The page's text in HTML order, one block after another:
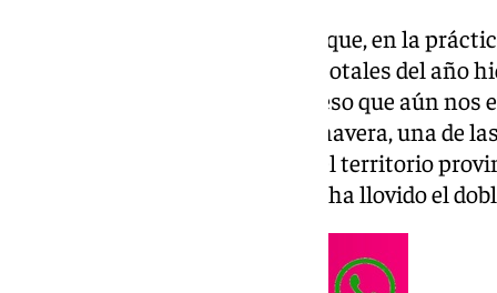
Los acumulados han sido tales que, en la
malagueños, se superan ya los totales del año
octubre al 30 de septiembre-, y eso que aún
y queda por delante toda la primavera, una de
forma de lluvias suele dejar en el territorio
Andalucía. En algunos, incluso, ha llovido el